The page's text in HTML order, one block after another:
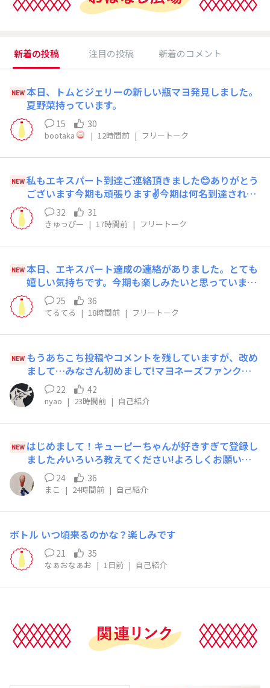
新着の投稿 注目の投稿 新着のコメント
NEW 本日、トムとジェリーの新しい瓶マヨ発見しました。
夏野菜持っています。
15 30
bootaka | 12時間前 | フリートーク
NEW 私もエキスパート到達ご連絡頂きました😊ありがとう
ございます今期も頑張ります✌今期は何名到達された
のかなぁ〜😳
32 31
きゅっぴー | 17時間前 | フリートーク
NEW 本日、エキスパート達成の連絡がありました。とても
嬉しい気持ちです。今期も楽しみたいと思っていま
す。
25 36
てるてる | 18時間前 | フリートーク
NEW もうあちこち投稿やコメントを残していますが、改め
まして…みなさん初めまして!マヨネーズファンクラ
ブがリニューアルされてからずっとサボっていました
が、これからどんどん活動していきたいと思います。
どうぞよろしくお願いします🙇‍♀️
22 42
nyao | 23時間前 | 自己紹介
NEW はじめまして！キューピーちゃんが好きすぎて登録し
ました🎶いろいろ教えてください!よろしくお願いし
ます〜！
24 36
まこ | 24時間前 | 自己紹介
ボトル いつ頃来るのかな？楽しみです
21 35
なぁおなぁお | 1日前 | 自己紹介